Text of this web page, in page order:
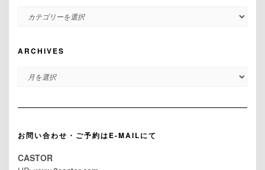
CATEGORIES
ARCHIVES
ARCHIVES
お問い合わせ・ご予約はE-MAILにて
CASTOR